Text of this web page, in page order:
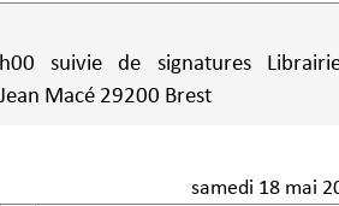
suivie de signatures Librairie
Rue Jean Macé 29200 Brest
samedi 18 mai